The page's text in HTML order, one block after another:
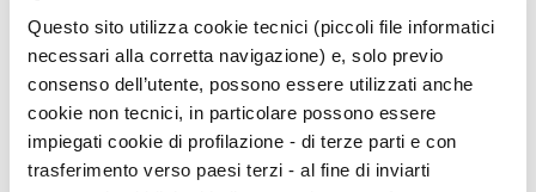
Questo sito utilizza cookie tecnici (piccoli file informatici
necessari alla corretta navigazione) e, solo previo
consenso dell’utente, possono essere utilizzati anche
cookie non tecnici, in particolare possono essere
impiegati cookie di profilazione - di terze parti e con
trasferimento verso paesi terzi - al fine di inviarti